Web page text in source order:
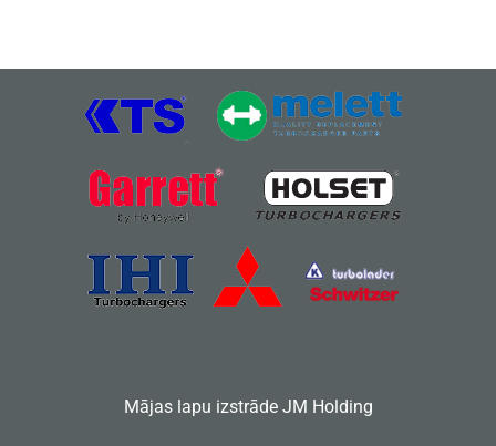
Mājas lapu izstrādeJM Holding